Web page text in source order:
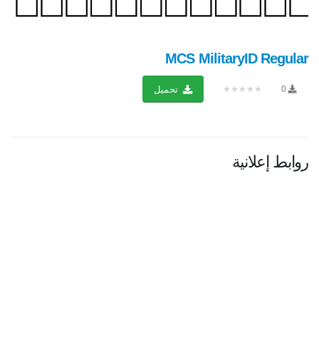
MCS MilitaryID Regular
0
★★★★★ تحميل
روابط إعلانية